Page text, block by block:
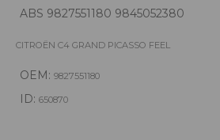
ABS 9827551180 9845052380
CITROËN C4 GRAND PICASSO FEEL
OEM: 9827551180
ID: 650870